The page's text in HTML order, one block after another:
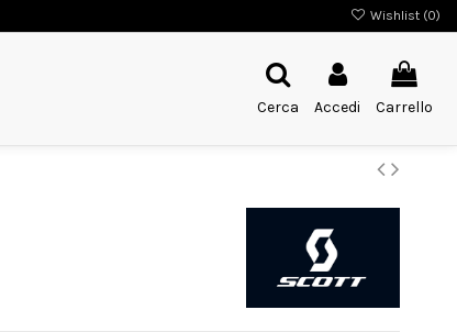
Wishlist (0)
Cerca Accedi Carrello